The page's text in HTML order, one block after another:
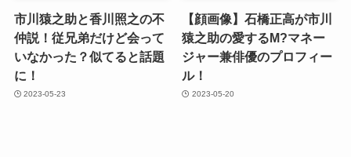
市川猿之助と香川照之の不
仲説！従兄弟だけど会って
いなかった？似てると話題
に！
2023-05-23
【顔画像】石橋正高が市川
猿之助の愛するM?マネー
ジャー兼俳優のプロフィー
ル！
2023-05-20